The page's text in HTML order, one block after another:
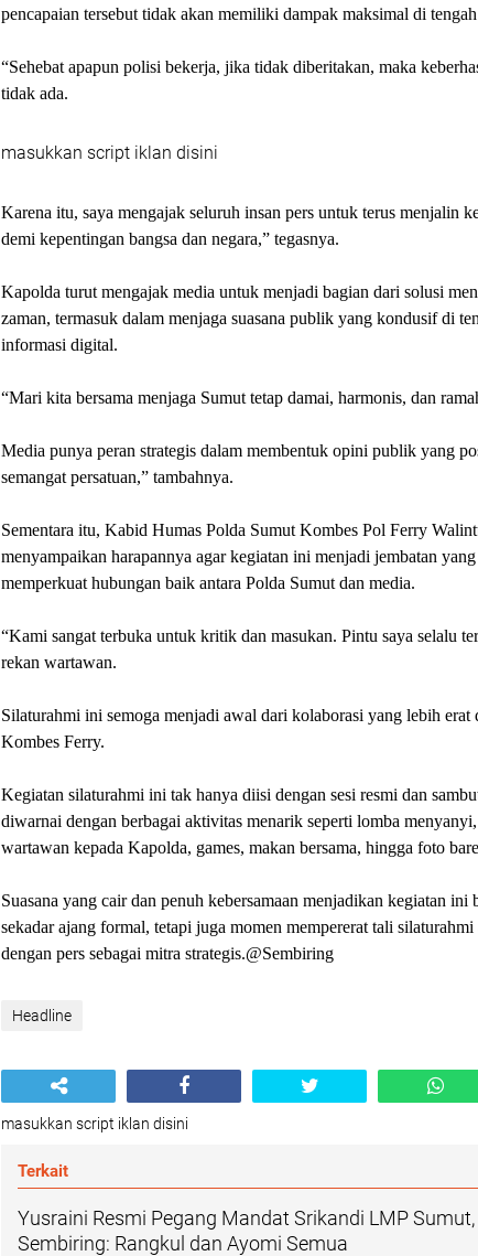
pencapaian tersebut tidak akan memiliki dampak maksimal di
“Sehebat apapun polisi bekerja, jika tidak diberitakan, maka
tidak ada.
masukkan script iklan disini
Karena itu, saya mengajak seluruh insan pers untuk terus menjalin
demi kepentingan bangsa dan negara,” tegasnya.
Kapolda turut mengajak media untuk menjadi bagian dari solusi
zaman, termasuk dalam menjaga suasana publik yang kondusif di
informasi digital.
“Mari kita bersama menjaga Sumut tetap damai, harmonis, dan
Media punya peran strategis dalam membentuk opini publik yang
semangat persatuan,” tambahnya.
Sementara itu, Kabid Humas Polda Sumut Kombes Pol Ferry
menyampaikan harapannya agar kegiatan ini menjadi jembatan
memperkuat hubungan baik antara Polda Sumut dan media.
“Kami sangat terbuka untuk kritik dan masukan. Pintu saya selalu
rekan wartawan.
Silaturahmi ini semoga menjadi awal dari kolaborasi yang lebih
Kombes Ferry.
Kegiatan silaturahmi ini tak hanya diisi dengan sesi resmi dan
diwarnai dengan berbagai aktivitas menarik seperti lomba
wartawan kepada Kapolda, games, makan bersama, hingga foto
Suasana yang cair dan penuh kebersamaan menjadikan kegiatan ini
sekadar ajang formal, tetapi juga momen mempererat tali
dengan pers sebagai mitra strategis.@Sembiring
Headline
masukkan script iklan disini
Terkait
Yusraini Resmi Pegang Mandat Srikandi LMP Sumut,
Sembiring: Rangkul dan Ayomi Semua